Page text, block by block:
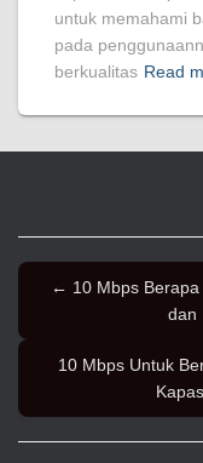
untuk memahami
pada
berkualitas Read
← 10 Mbps Berapa
dan
10 Mbps Untuk